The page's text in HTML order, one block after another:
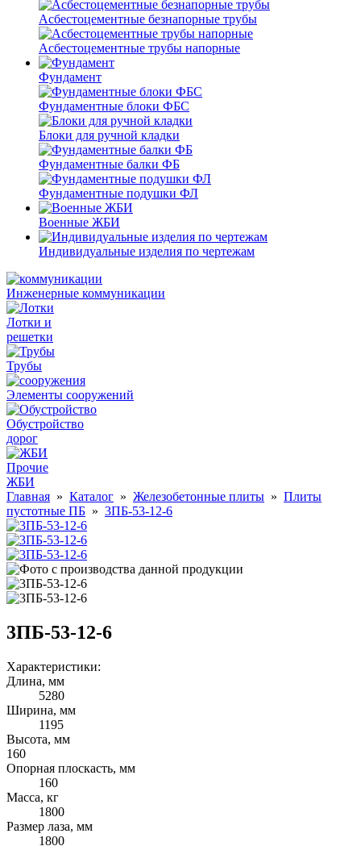
Асбестоцементные безнапорные трубы
Асбестоцементные трубы напорные
Фундамент
Фундаментные блоки ФБС
Блоки для ручной кладки
Фундаментные балки ФБ
Фундаментные подушки ФЛ
Военные ЖБИ
Индивидуальные изделия по чертежам
Инженерные коммуникации
Лотки и
решетки
Трубы
Элементы сооружений
Обустройство
дорог
Прочие
ЖБИ
Главная » Каталог » Железобетонные плиты » Плиты
пустотные ПБ » 3ПБ-53-12-6
3ПБ-53-12-6
Характеристики:
Длина, мм
5280
Ширина, мм
1195
Высота, мм
160
Опорная плоскасть, мм
160
Масса, кг
1800
Размер лаза, мм
1800